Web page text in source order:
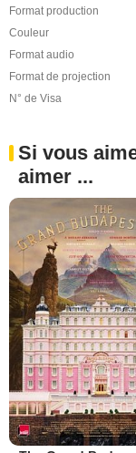
Format production
Couleur
Format audio
Format de projection
N° de Visa
Si vous
aimer ...